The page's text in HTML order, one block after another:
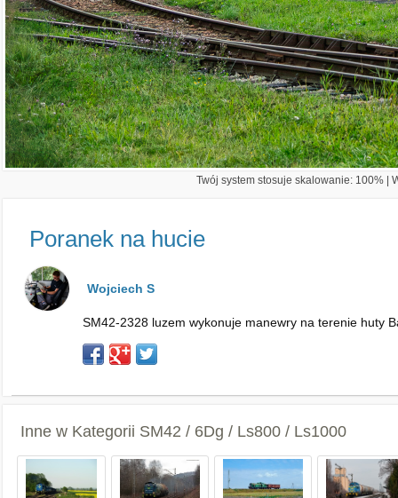
Twój system stosuje skalowanie: 100% |
Poranek na hucie
Wojciech S
SM42-2328 luzem wykonuje manewry na terenie huty
Inne w Kategorii SM42 / 6Dg / Ls800 / Ls1000